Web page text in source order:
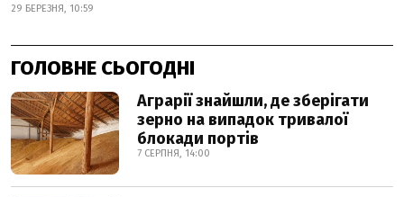
29 БЕРЕЗНЯ, 10:59
ГОЛОВНЕ СЬОГОДНІ
Аграрії знайшли, де зберігати
зерно на випадок тривалої
блокади портів
7 СЕРПНЯ, 14:00